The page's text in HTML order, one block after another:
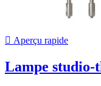
 Aperçu rapide
Lampe studio-